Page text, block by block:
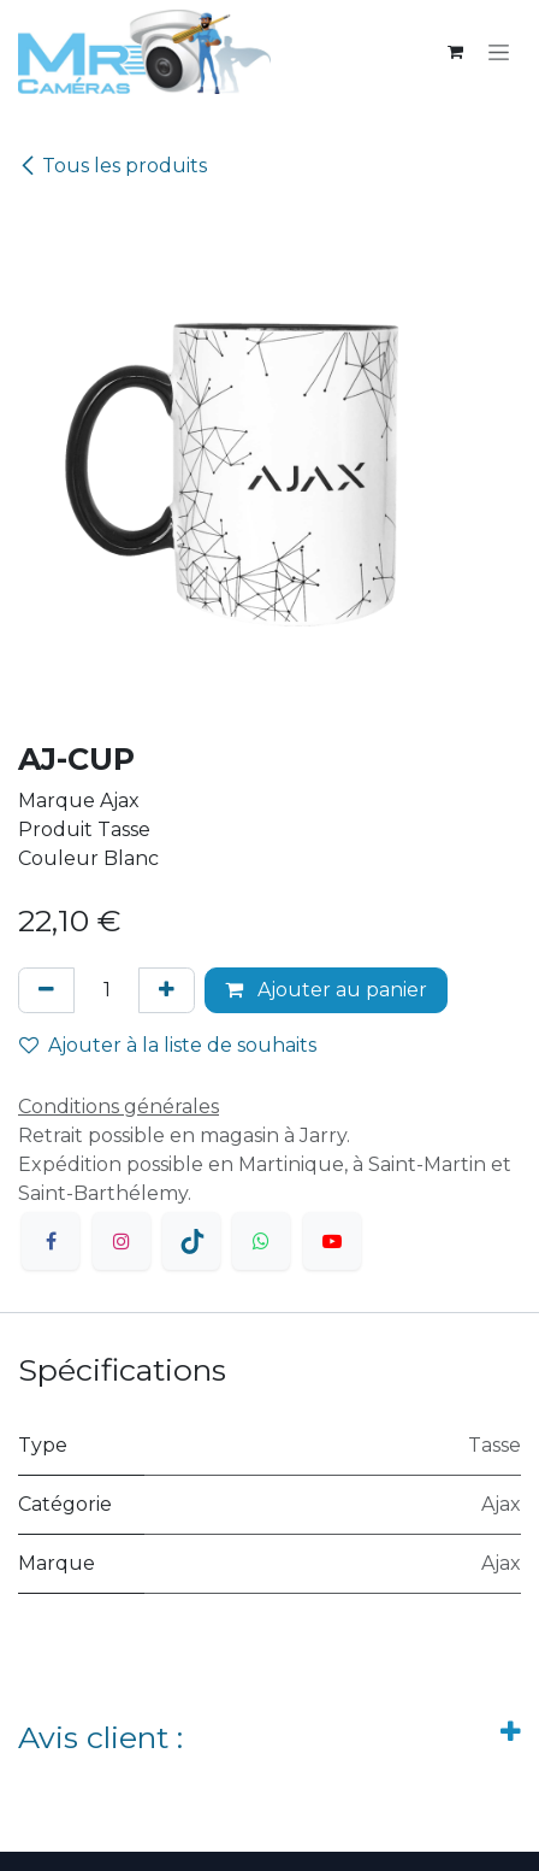
Se rendre au contenu
Tous les produits
AJ-CUP
Marque Ajax
Produit Tasse
Couleur Blanc
22,10 €
Ajouter au panier
Ajouter à la liste de souhaits
Conditions générales
Retrait possible en magasin à Jarry.
Expédition possible en Martinique, à Saint-Martin et
Saint-Barthélemy.
Spécifications
Type Tasse
Catégorie Ajax
Marque Ajax
Avis client :